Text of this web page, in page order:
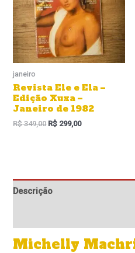
janeiro
Revista Ele e Ela –
Edição Xuxa –
Janeiro de 1982
R$349,00 R$ 299,00
Descrição
Michelly